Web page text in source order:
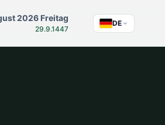
2026 Freitag
29.9.1447
DE